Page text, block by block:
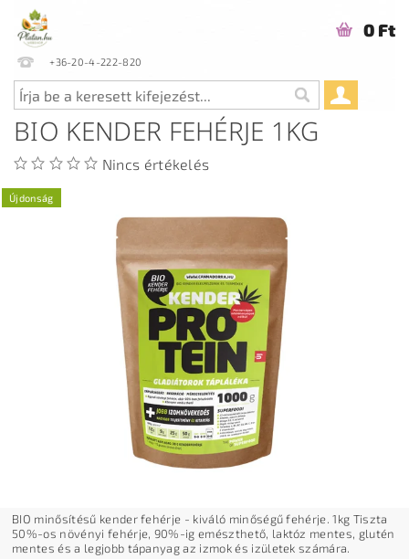
+36-20-4-222-820
0 Ft
BIO KENDER FEHÉRJE 1KG
Nincs értékelés
Újdonság
BIO minősítésű kender fehérje - kiváló minőségű fehérje. 1kg Tiszta
50%-os növényi fehérje, 90%-ig emészthető, laktóz mentes, glutén
mentes és a legjobb tápanyag az izmok és izületek számára.